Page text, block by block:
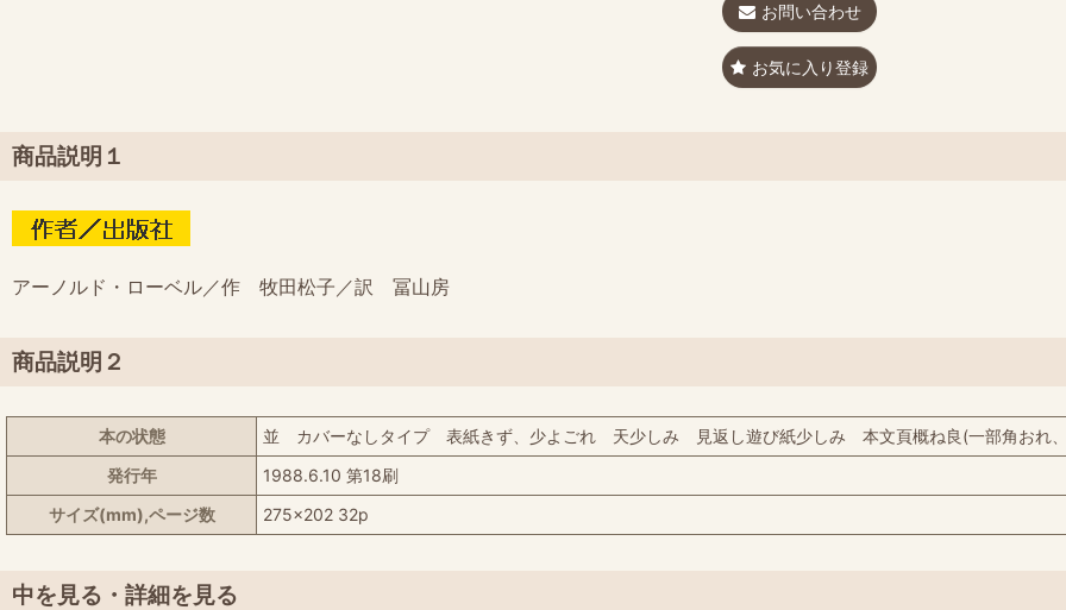
お問い合わせ
お気に入り登録
商品説明１
アーノルド・ローベル／作 牧田松子／訳 冨山房
商品説明２
本の状態
並 カバーなしタイプ 表紙きず、少よごれ 天少しみ 見返し遊び紙少しみ 本文頁概ね良(一部角おれ、
発行年
1988.6.10 第18刷
サイズ(mm),ページ数
275x202 32p
中を見る・詳細を見る